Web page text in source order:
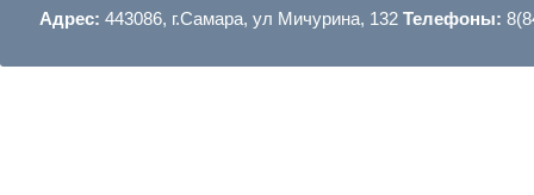
Адрес: 443086, г.Самара, ул Мичурина, 132 Телефоны: